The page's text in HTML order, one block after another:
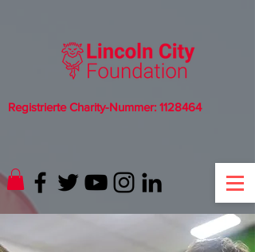
Registrierte Charity-Nummer: 1128464